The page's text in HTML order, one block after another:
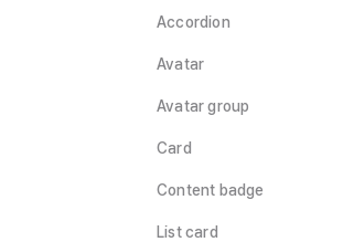
Accordion
Avatar
Avatar group
Card
Content badge
List card